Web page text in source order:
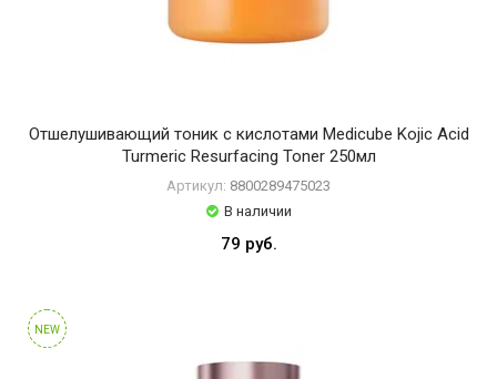
Отшелушивающий тоник с кислотами Medicube Kojic Acid
Turmeric Resurfacing Toner 250мл
Артикул: 8800289475023
В наличии
79 руб.
NEW